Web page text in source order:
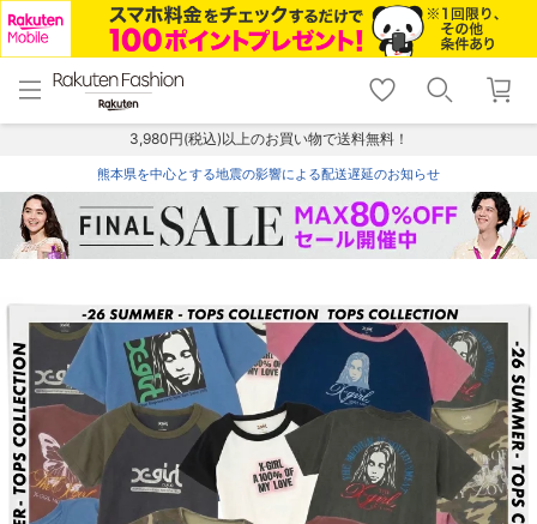
menu home
トップ
shopping_cart lock_outline
ログイン
3,980円(税込)以上のお買い物で送料無料！
熊本県を中心とする地震の影響による配送遅延のお知らせ